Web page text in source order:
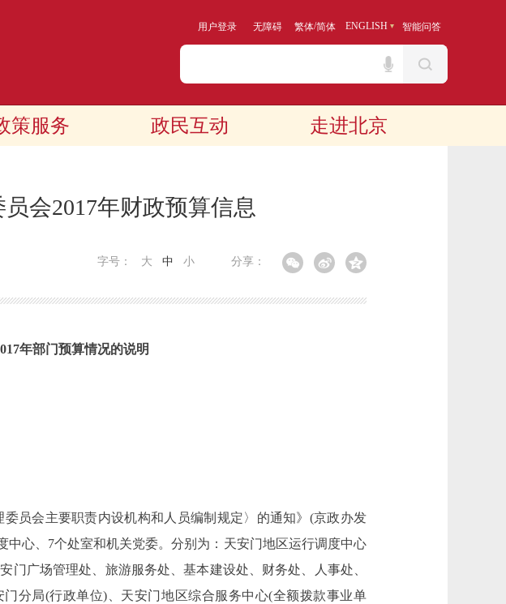
用户登录 无障碍 繁体/简体 ENGLISH 智能问答
策服务 政民互动 走进北京
会2017年财政预算信息
分享：
字号： 大 中 小
年部门预算情况的说明
会主要职责内设机构和人员编制规定〉的通知》(京政办发
中心、7个处室和机关党委。分别为：天安门地区运行调度中心
广场管理处、旅游服务处、基本建设处、财务处、人事处、
分局(行政单位)、天安门地区综合服务中心(全额拨款事业单